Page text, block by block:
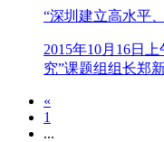
“深圳建立高水平
2015年10月16日
究”课题组组长郑
«
1
...